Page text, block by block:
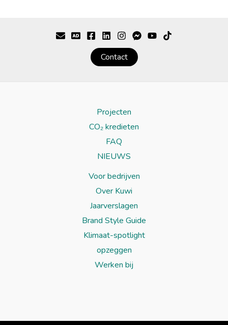
Contact
Projecten
CO₂ kredieten
FAQ
NIEUWS
Voor bedrijven
Over Kuwi
Jaarverslagen
Brand Style Guide
Klimaat-spotlight
opzeggen
Werken bij